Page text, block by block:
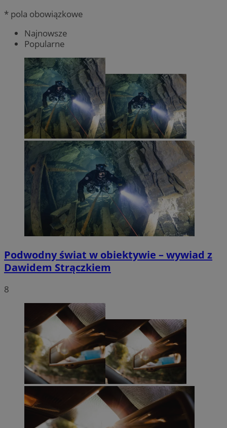
* pola obowiązkowe
Najnowsze
Popularne
Podwodny świat w obiektywie – wywiad z
Dawidem Strączkiem
8